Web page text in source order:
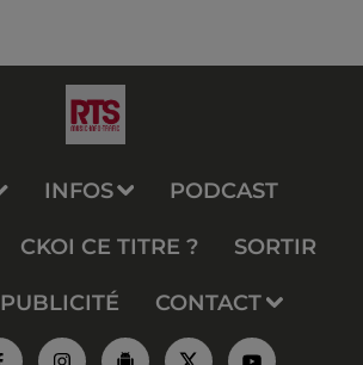
INFOS PODCAST
CKOI CE TITRE ? SORTIR
PUBLICITÉ CONTACT